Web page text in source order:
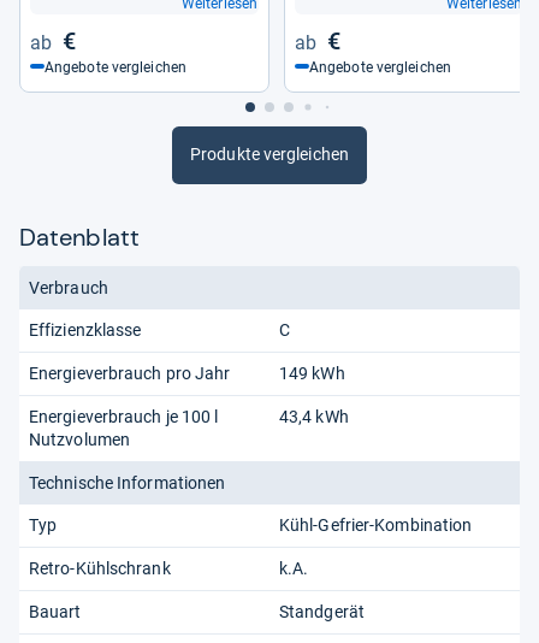
€
Angebote vergleichen
€
Angebote vergleichen
Produkte vergleichen
Datenblatt
Verbrauch
Effizienzklasse C
Energieverbrauch pro Jahr 149 kWh
Energieverbrauch je 100 l
Nutzvolumen
43,4 kWh
Technische Informationen
Typ Kühl-Gefrier-Kombination
Retro-Kühlschrank k.A.
Bauart Standgerät